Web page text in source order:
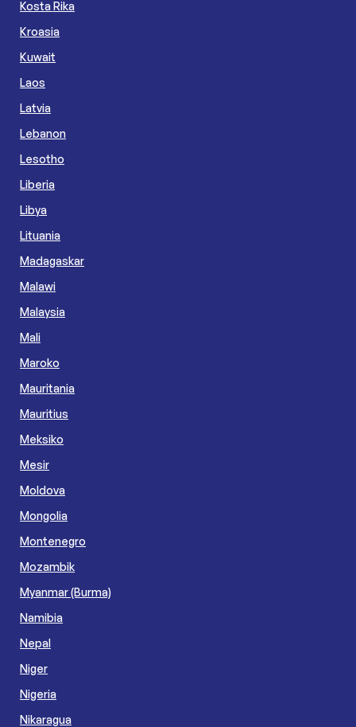
Kosta Rika
Kroasia
Kuwait
Laos
Latvia
Lebanon
Lesotho
Liberia
Libya
Lituania
Madagaskar
Malawi
Malaysia
Mali
Maroko
Mauritania
Mauritius
Meksiko
Mesir
Moldova
Mongolia
Montenegro
Mozambik
Myanmar (Burma)
Namibia
Nepal
Niger
Nigeria
Nikaragua